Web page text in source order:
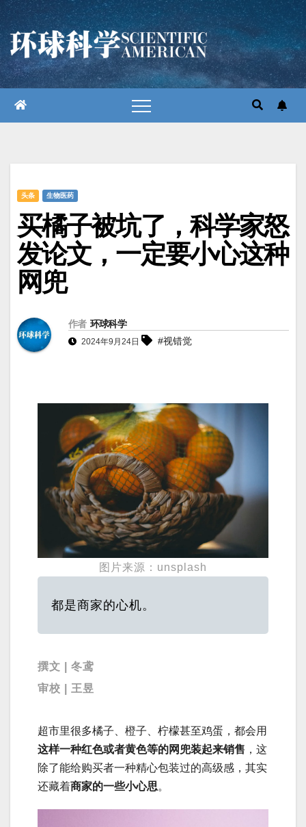
跳
至
内
容
头条 生物医药
买橘子被坑了，科学家怒
发论文，一定要小心这种
网兜
作者 环球科学
2024年9月24日 #视错觉
图片来源：unsplash
都是商家的心机。
撰文 | 冬鸢
审校 | 王昱
超市里很多橘子、橙子、柠檬甚至鸡蛋，都会用
这样一种红色或者黄色等的网兜装起来销售 ，这
除了能给购买者一种精心包装过的高级感，其实
还藏着商家的一些小心思。